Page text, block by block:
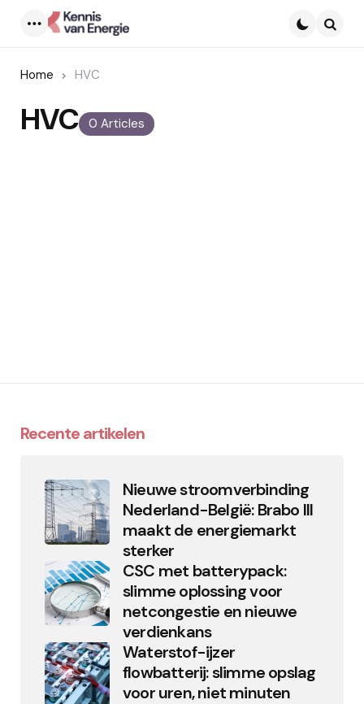
Home HVC
0 Articles
HVC
Recente artikelen
Nieuwe stroomverbinding
Nederland-België: Brabo III
maakt de energiemarkt
sterker
CSC met batterypack:
slimme oplossing voor
netcongestie en nieuwe
verdienkans
Waterstof-ijzer
flowbatterij: slimme opslag
voor uren, niet minuten